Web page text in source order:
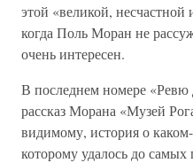
этой «великой, несчастной
когда Поль Моран не
очень интересен.
В последнем номере
рассказ Морана «Музей
видимому, история о
которому удалось до самых